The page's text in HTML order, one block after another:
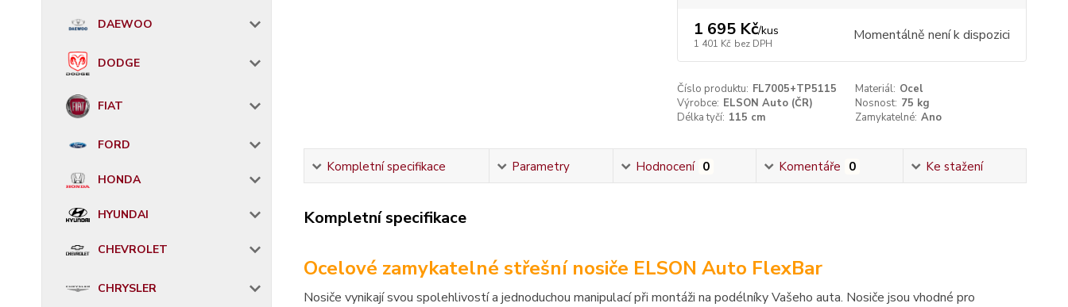
DAEWOO
DODGE
FIAT
FORD
HONDA
HYUNDAI
CHEVROLET
CHRYSLER
1 695 Kč/kus
1 401 Kč bez DPH Momentálně není k dispozici
Číslo produktu: FL7005+TP5115 Materiál: Ocel
Výrobce: ELSON Auto (ČR) Nosnost: 75 kg
Délka tyčí: 115 cm Zamykatelné: Ano
Kompletní specifikace Parametry Hodnocení 0 Komentáře 0 Ke stažení
Kompletní specifikace
Ocelové zamykatelné střešní nosiče ELSON Auto FlexBar
Nosiče vynikají svou spolehlivostí a jednoduchou manipulací při montáži na podélníky Vašeho auta. Nosiče jsou vhodné pro